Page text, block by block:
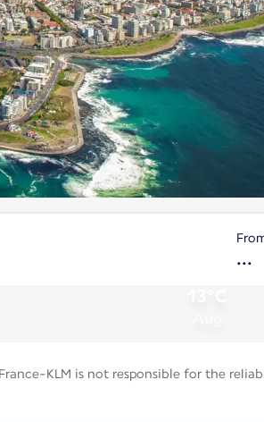
KLM is not responsible for the